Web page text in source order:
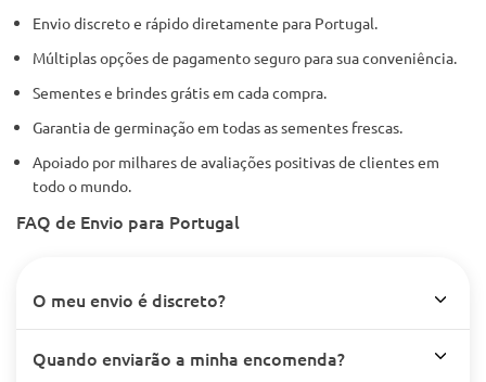
Envio discreto e rápido diretamente para Portugal.
Múltiplas opções de pagamento seguro para sua conveniência.
Sementes e brindes grátis em cada compra.
Garantia de germinação em todas as sementes frescas.
Apoiado por milhares de avaliações positivas de clientes em
todo o mundo.
FAQ de Envio para Portugal
O meu envio é discreto?
Quando enviarão a minha encomenda?